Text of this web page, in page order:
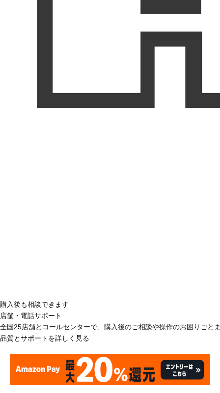
購入後も相談できます
店舗・電話サポート
全国25店舗とコールセンターで、購入後のご相談や操作のお困りごと
品質とサポートを詳しく見る